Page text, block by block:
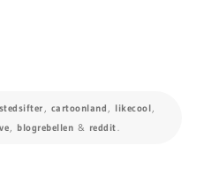
, cartoonland , likecool,
, blogrebellen & reddit.